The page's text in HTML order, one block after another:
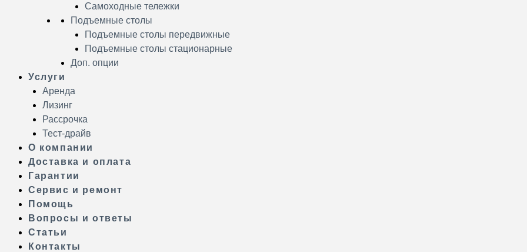
Самоходные тележки
Подъемные столы
Подъемные столы передвижные
Подъемные столы стационарные
Доп. опции
Услуги
Аренда
Лизинг
Рассрочка
Тест-драйв
О компании
Доставка и оплата
Гарантии
Сервис и ремонт
Помощь
Вопросы и ответы
Статьи
Контакты